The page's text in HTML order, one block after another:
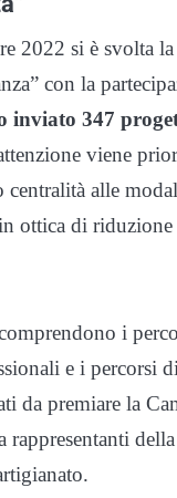
2022 si è svolta
con la
inviato 347
viene
centralità alle
ottica di
i
e i percorsi
da premiare la
rappresentanti